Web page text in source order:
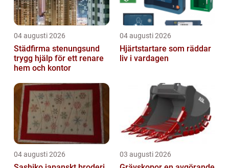
04 augusti 2026
Städfirma stenungsund
trygg hjälp för ett renare
hem och kontor
04 augusti 2026
Hjärtstartare som räddar
liv i vardagen
04 augusti 2026 03 augusti 2026